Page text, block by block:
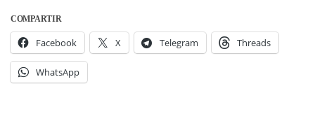
COMPARTIR
Facebook X Telegram Threads
WhatsApp